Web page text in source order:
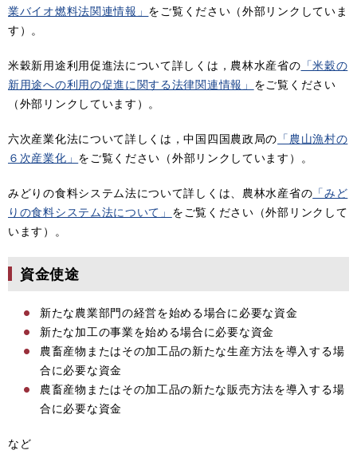
業バイオ燃料法関連情報」 をご覧ください（外部リンクしていま
す）。
米穀新用途利用促進法について詳しくは，農林水産省の 「米穀の
新用途への利用の促進に関する法律関連情報」 をご覧ください
（外部リンクしています）。
六次産業化法について詳しくは，中国四国農政局の 「農山漁村の
６次産業化」 をご覧ください（外部リンクしています）。
みどりの食料システム法について詳しくは、農林水産省の 「みど
りの食料システム法について」 をご覧ください（外部リンクして
います）。
資金使途
新たな農業部門の経営を始める場合に必要な資金
新たな加工の事業を始める場合に必要な資金
農畜産物またはその加工品の新たな生産方法を導入する場
合に必要な資金
農畜産物またはその加工品の新たな販売方法を導入する場
合に必要な資金
など